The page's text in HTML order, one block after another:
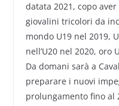
datata 2021, copo
giovalini tricolori da
mondo U19 nel 2019,
nell’U20 nel 2020, oro
Da domani sarà a
preparare i nuovi
prolungamento fino al